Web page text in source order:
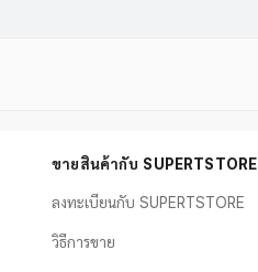
ขายสินค้ากับ SUPERTSTORE
ลงทะเบียนกับ SUPERTSTORE
วิธีการขาย